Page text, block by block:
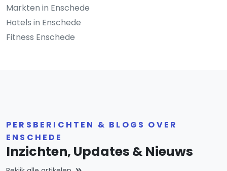
Markten in Enschede
Hotels in Enschede
Fitness Enschede
PERSBERICHTEN & BLOGS OVER
ENSCHEDE
Inzichten, Updates & Nieuws